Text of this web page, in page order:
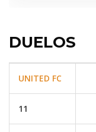
DUELOS
UNITED FC
11